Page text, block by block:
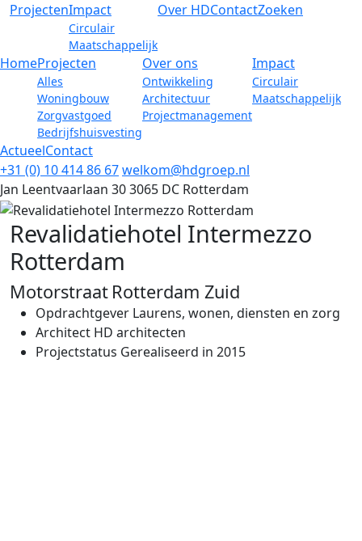
ProjectenImpact
Circulair
Maatschappelijk
Over HDContactZoeken
HomeProjecten
Alles
Woningbouw
Zorgvastgoed
Bedrijfshuisvesting
Over ons
Ontwikkeling
Architectuur
Projectmanagement
Impact
Circulair
Maatschappelijk
ActueelContact
+31 (0) 10 414 86 67welkom@hdgroep.nl
Jan Leentvaarlaan 303065 DC Rotterdam
Revalidatiehotel Intermezzo
Rotterdam
Motorstraat Rotterdam Zuid
Opdrachtgever Laurens, wonen, diensten en zorg
Architect HD architecten
Projectstatus Gerealiseerd in 2015